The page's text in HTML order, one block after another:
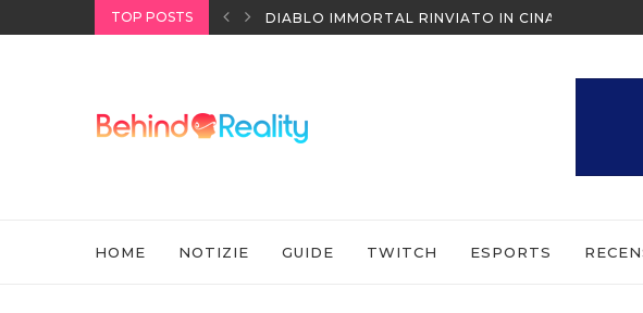
TOP POSTS NINTENDO SWITCH SPORTS: COME GIOCARE IN
HOME NOTIZIE GUIDE TWITCH ESPORTS